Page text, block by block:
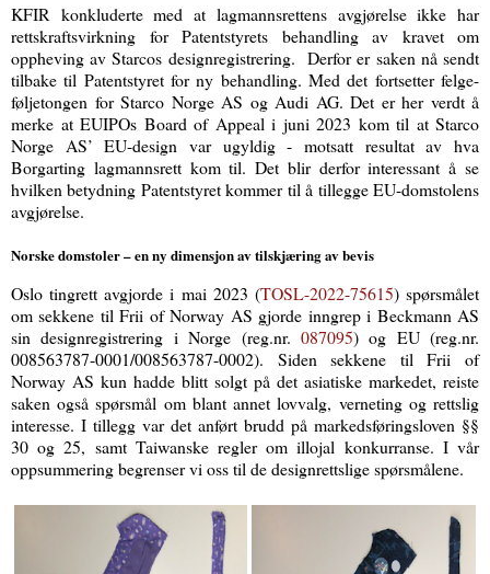
KFIR konkluderte med at lagmannsrettens avgjørelse ikke har
rettskraftsvirkning for Patentstyrets behandling av kravet om
oppheving av Starcos designregistrering. Derfor er saken nå sendt
tilbake til Patentstyret for ny behandling. Med det fortsetter felge-
føljetongen for Starco Norge AS og Audi AG. Det er her verdt å
merke at EUIPOs Board of Appeal i juni 2023 kom til at Starco
Norge AS’ EU-design var ugyldig - motsatt resultat av hva
Borgarting lagmannsrett kom til. Det blir derfor interessant å se
hvilken betydning Patentstyret kommer til å tillegge EU-domstolens
avgjørelse.
Norske domstoler – en ny dimensjon av tilskjæring av bevis
Oslo tingrett avgjorde i mai 2023 (TOSL-2022-75615)spørsmålet
om sekkene til Frii of Norway AS gjorde inngrep i Beckmann AS
sin designregistrering i Norge (reg.nr. 087095)og EU (reg.nr.
008563787-0001/008563787-0002). Siden sekkene til Frii of
Norway AS kun hadde blitt solgt på det asiatiske markedet, reiste
saken også spørsmål om blant annet lovvalg, verneting og rettslig
interesse. I tillegg var det anført brudd på markedsføringsloven §§
30 og 25, samt Taiwanske regler om illojal konkurranse. I vår
oppsummering begrenser vi oss til de designrettslige spørsmålene.